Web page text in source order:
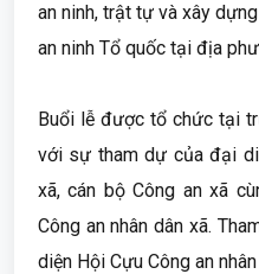
an ninh, trật tự và xây
an ninh Tổ quốc tại địa
Buổi lễ được tổ chức tại
với sự tham dự của đại
xã, cán bộ Công an xã
Công an nhân dân xã.
diện Hội Cựu Công an